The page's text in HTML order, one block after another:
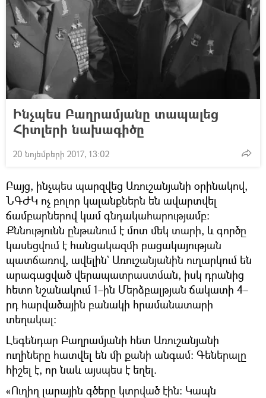
Ինչպես Բաղրամյանը տապալեց
Հիտլերի նախագիծը
20 նոյեմբերի 2017, 13:02
Բայց, ինչպես պարզվեց Առուշանյանի օրինակով,
ՆԳԺԿ ոչ բոլոր կալանքներն են ավարտվել
ճամբարներով կամ գնդակահարությամբ։
Քննությունն ընթանում է մոտ մեկ տարի, և գործը
կասեցվում է հանցակազմի բացակայության
պատճառով, ավելին` Առուշանյանին ուղարկում են
արագացված վերապատրաստման, իսկ դրանից
հետո նշանակում 1–ին Մերձբալթյան ճակատի 4–
րդ հարվածային բանակի հրամանատարի
տեղակալ։
Լեգենդար Բաղրամյանի հետ Առուշանյանի
ուղիները հատվել են մի քանի անգամ։ Գեներալը
հիշել է, որ նաև այսպես է եղել.
«Ուղիղ լարային գծերը կտրված էին։ Կապն